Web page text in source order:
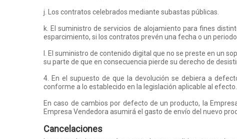
j. Los contratos celebrados mediante subastas públicas.
k. El suministro de servicios de alojamiento para fines
esparcimiento, si los contratos prevén una fecha o un
l. El suministro de contenido digital que no se preste en un
su parte de que en consecuencia pierde su derecho de
4. En el supuesto de que la devolución se debiera a
conforme a lo establecido en la legislación aplicable al efecto.
En caso de cambios por defecto de un producto, la
Empresa Vendedora asumirá el gasto de envío del nuevo
Cancelaciones